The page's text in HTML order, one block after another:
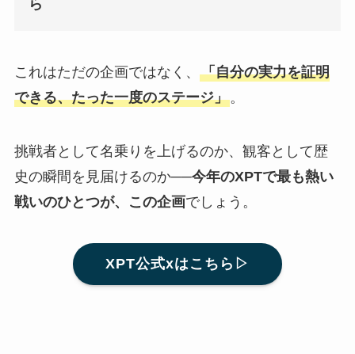
ら
これはただの企画ではなく、 「自分の実力を証明
できる、たった一度のステージ」。
挑戦者として名乗りを上げるのか、観客として歴
史の瞬間を見届けるのか──今年のXPTで最も熱い
戦いのひとつが、この企画でしょう。
XPT公式xはこちら▷